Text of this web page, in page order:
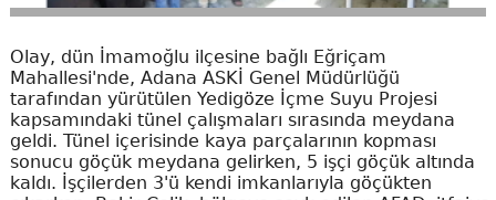
Olay, dün İmamoğlu ilçesine bağlı Eğriçam
Mahallesi'nde, Adana ASKİ Genel Müdürlüğü
tarafından yürütülen Yedigöze İçme Suyu Projesi
kapsamındaki tünel çalışmaları sırasında meydana
geldi. Tünel içerisinde kaya parçalarının kopması
sonucu göçük meydana gelirken, 5 işçi göçük altında
kaldı. İşçilerden 3'ü kendi imkanlarıyla göçükten